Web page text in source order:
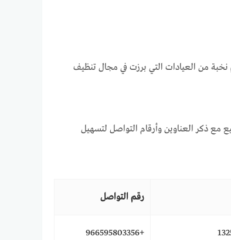
من العيادات التي برزت في مجال تنظيف
مع ذكر العناوين وأرقام التواصل لتسهيل
رقم التواصل
+966595803356